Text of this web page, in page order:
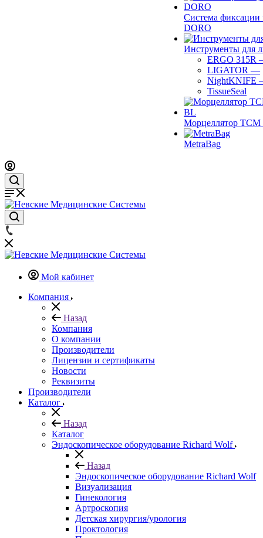
Система фиксации
DORO
Инструменты для
ERGO 315R
LIGATOR —
NightKNIFE
TissueSeal
Морцеллятор ТСМ
MetraBag
Мой кабинет
Компания
Назад
Компания
О компании
Производители
Лицензии и сертификаты
Новости
Реквизиты
Производители
Каталог
Назад
Каталог
Эндоскопическое оборудование Richard Wolf
Назад
Эндоскопическое оборудование Richard Wolf
Визуализация
Гинекология
Артроскопия
Детская хирургия/урология
Проктология